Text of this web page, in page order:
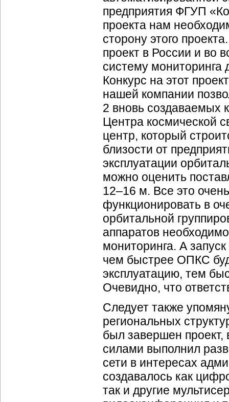
предприятия ФГУП
проекта нам
сторону этого
проект в России и во
систему мониторинга
Конкурс на этот
нашей компании
2 вновь создаваемых
Центра космической
центр, который
близости от
эксплуатации
можно оценить
12–16 м. Все это
функционировать в
орбитальной
аппаратов
мониторинга. А
чем быстрее ОПКС
эксплуатацию, тем
Очевидно, что
Следует также
региональных
был завершен проект,
силами выполнил
сети в интересах
создавалось как
так и другие